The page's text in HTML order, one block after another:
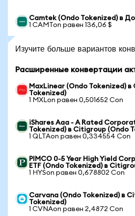
Camtek (Ondo Tokenized) в
1 CAMTon равен 136,06 $
Изучите больше вариантов
Расширенные конвертации
MaxLinear (Ondo Tokenized)
Tokenized)
1 MXLon равен 0,501652 Con
iShares Aaa - A Rated
Tokenized) в Citigroup (Ondo
1 QLTAon равен 0,334554 Con
PIMCO 0-5 Year High Yield
ETF (Ondo Tokenized) в
1 HYSon равен 0,678802 Con
Carvana (Ondo Tokenized) в
Tokenized)
1 CVNAon равен 2,4872 Con